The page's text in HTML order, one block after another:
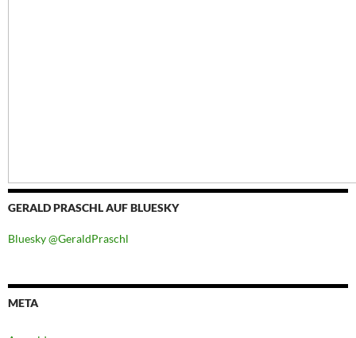
GERALD PRASCHL AUF BLUESKY
Bluesky @GeraldPraschl
META